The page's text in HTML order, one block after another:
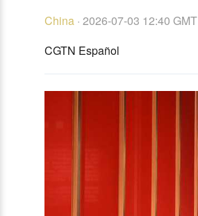
China · 2026-07-03 12:40 GMT
CGTN Español